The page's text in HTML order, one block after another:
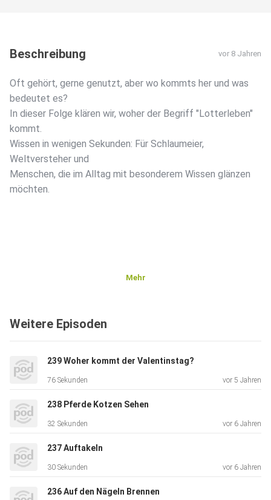
Beschreibung vor 8 Jahren
Oft gehört, gerne genutzt, aber wo kommts her und was
bedeutet es?
In dieser Folge klären wir, woher der Begriff "Lotterleben"
kommt.
Wissen in wenigen Sekunden: Für Schlaumeier,
Weltversteher und
Menschen, die im Alltag mit besonderem Wissen glänzen
möchten.
Mehr
Weitere Episoden
239 Woher kommt der Valentinstag?
76 Sekunden vor 5 Jahren
238 Pferde Kotzen Sehen
32 Sekunden vor 6 Jahren
237 Auftakeln
30 Sekunden vor 6 Jahren
236 Auf den Nägeln Brennen